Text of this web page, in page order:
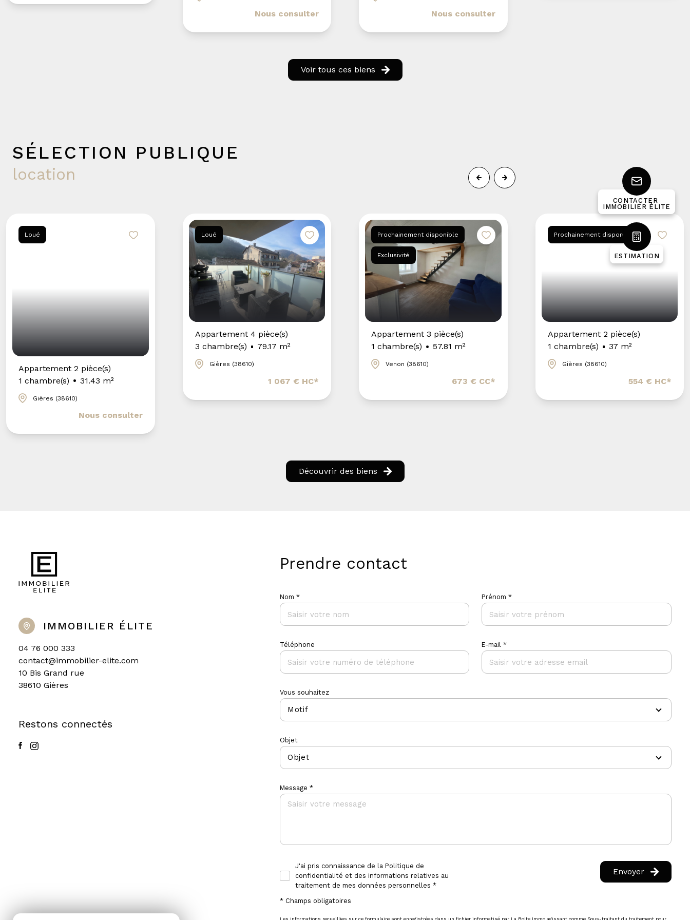
Pour vous garantir une disponibilité continue et un suivi de qualité,
Nous consulter Nous consulter
Voir tous ces biens
SÉLECTION PUBLIQUE
location
Loué
Appartement 2 pièce(s)
1 chambre(s)
31.43 m²
Gières (38610)
Nous consulter
Loué
Appartement 4 pièce(s)
3 chambre(s)
79.17 m²
Gières (38610)
1 067 € HC*
Prochainement disponible
Exclusivité
Appartement 3 pièce(s)
1 chambre(s)
57.81 m²
Venon (38610)
673 € CC*
Prochainement disponible
Appartement 2 pièce(s)
1 chambre(s)
37 m²
Gières (38610)
554 € HC*
Découvrir des biens
CONTACTER
IMMOBILIER ÉLITE
ESTIMATION
Prendre contact
Nom * Prénom *
Téléphone E-mail *
Vous souhaitez
Motif
Objet
Objet
Message *
J'ai pris connaissance de la Politique de
confidentialité et des informations relatives au
traitement de mes données personnelles *
* Champs obligatoires
Envoyer
IMMOBILIER ÉLITE
04 76 000 333
contact@immobilier-elite.com
10 Bis Grand rue
38610 Gières
Restons connectés